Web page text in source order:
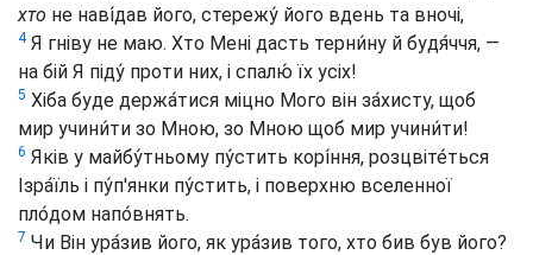
хто не наві́дав його, стережу́ його вдень та вночі,
4Я гніву не маю. Хто Мені дасть терни́ну й будя́ччя, —
на бій Я піду́ проти них, і спалю́ їх усіх!
5 Хіба буде держа́тися міцно Мого він за́хисту, щоб
мир учини́ти зо Мною, зо Мною щоб мир учини́ти!
6 Яків у майбу́тньому пу́стить корі́ння, розцвіте́ться
Ізра́їль і пу́п'янки пу́стить, і поверхню вселенної
пло́дом напо́внять.
7 Чи Він ура́зив його, як ура́зив того, хто бив був його?